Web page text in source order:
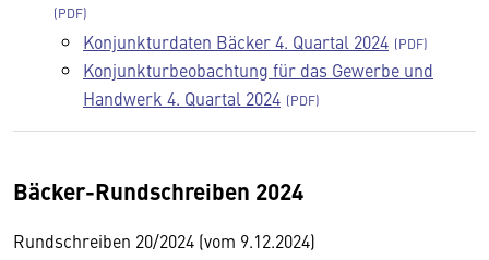
Konjunkturdaten Bäcker 4. Quartal 2024
Konjunkturbeobachtung für das Gewerbe und
Handwerk 4. Quartal 2024
Bäcker-Rundschreiben 2024
Rundschreiben 20/2024 (vom 9.12.2024)